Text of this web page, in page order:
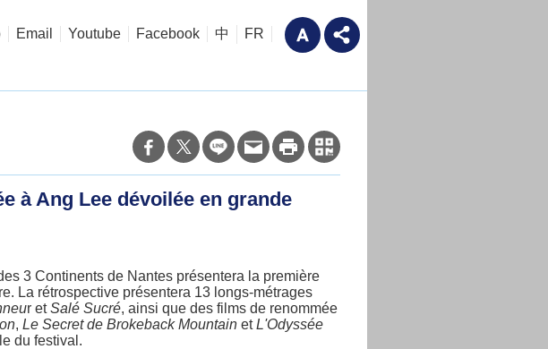
Email Youtube Facebook 中 FR
à Ang Lee dévoilée en grande
3 Continents de Nantes présentera la première
La rétrospective présentera 13 longs-métrages
r etSalé Sucré, ainsi que des films de renommée
, Le Secret de Brokeback MountainetL'Odyssée
du festival.